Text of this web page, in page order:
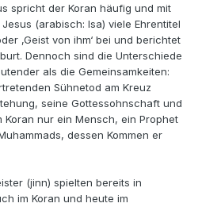
spricht der Koran häufig und mit
(arabisch: Isa) viele Ehrentitel
‚Geist von ihm‘ bei und berichtet
Dennoch sind die Unterschiede
als die Gemeinsamkeiten:
Sühnetod am Kreuz
seine Gottessohnschaft und
Koran nur ein Mensch, ein Prophet
dessen Kommen er
(jinn) spielten bereits in
im Koran und heute im